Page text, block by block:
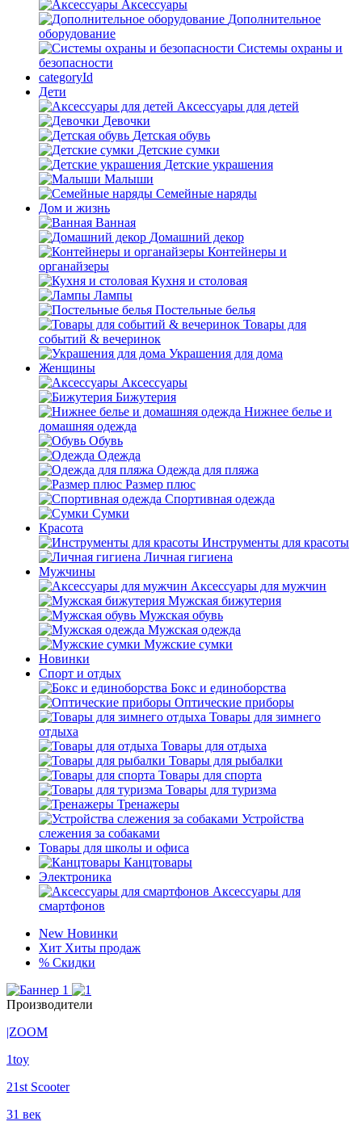
Аксессуары
Дополнительное
оборудование
Системы охраны и
безопасности
categoryId
Дети
Аксессуары для детей
Девочки
Детская обувь
Детские сумки
Детские украшения
Малыши
Семейные наряды
Дом и жизнь
Ванная
Домашний декор
Контейнеры и
органайзеры
Кухня и столовая
Лампы
Постельные белья
Товары для
событий & вечеринок
Украшения для дома
Женщины
Аксессуары
Бижутерия
Нижнее белье и
домашняя одежда
Обувь
Одежда
Одежда для пляжа
Размер плюс
Спортивная одежда
Сумки
Красота
Инструменты для красоты
Личная гигиена
Мужчины
Аксессуары для мужчин
Мужская бижутерия
Мужская обувь
Мужская одежда
Мужские сумки
Новинки
Спорт и отдых
Бокс и единоборства
Оптические приборы
Товары для зимнего
отдыха
Товары для отдыха
Товары для рыбалки
Товары для спорта
Товары для туризма
Тренажеры
Устройства
слежения за собаками
Товары для школы и офиса
Канцтовары
Электроника
Аксессуары для
смартфонов
New Новинки
Хит Хиты продаж
% Скидки
Производители
|ZOOM
1toy
21st Scooter
31 век